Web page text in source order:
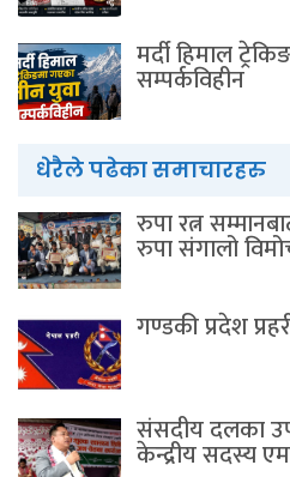
मर्दी हिमाल
सम्पर्कविहीन
धेरैले पढेका समाचारहरु
रुपा रत्न
रुपा संगालो
गण्डकी प्रदेश
संसदीय दलका
केन्द्रीय सदस्य